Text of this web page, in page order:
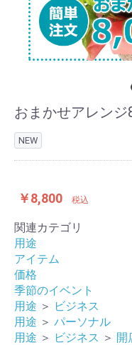
おまかせアレンジ
NEW
￥8,800 税込
関連カテゴリ
用途
アイテム
価格
季節のイベント
用途 ＞ ビジネス
用途 ＞ パーソナル
用途 ＞ ビジネス ＞ 開